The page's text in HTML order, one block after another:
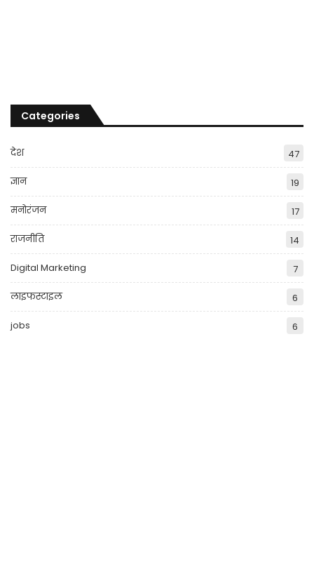
Categories
देश 47
ज्ञान 19
मनोरंजन 17
राजनीति 14
Digital Marketing 7
लाइफस्टाइल 6
jobs 6